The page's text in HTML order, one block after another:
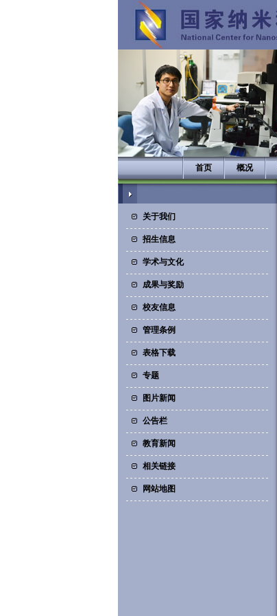
首页 概况
关于我们
招生信息
学术与文化
成果与奖励
校友信息
管理条例
表格下载
专题
图片新闻
公告栏
教育新闻
相关链接
网站地图